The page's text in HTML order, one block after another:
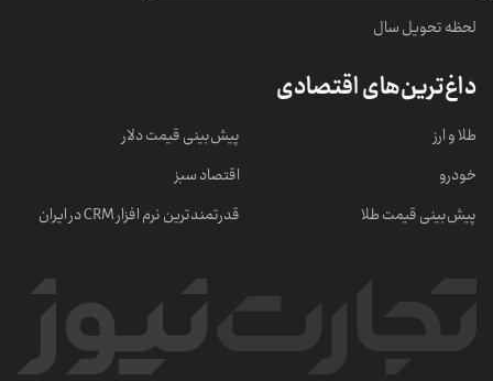
لحظه تحویل سال
داغ‌ترین‌های اقتصادی
طلا و ارز
خودرو
پیش‌بینی قیمت طلا
پیش‌بینی قیمت دلار
اقتصاد سبز
قدرتمندترین نرم‌ افزار CRM در ایران